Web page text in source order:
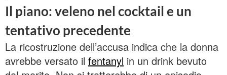
Il piano: veleno nel cocktail e un
tentativo precedente
La ricostruzione dell’accusa indica che la donna
avrebbe versato il fentanyl in un drink bevuto